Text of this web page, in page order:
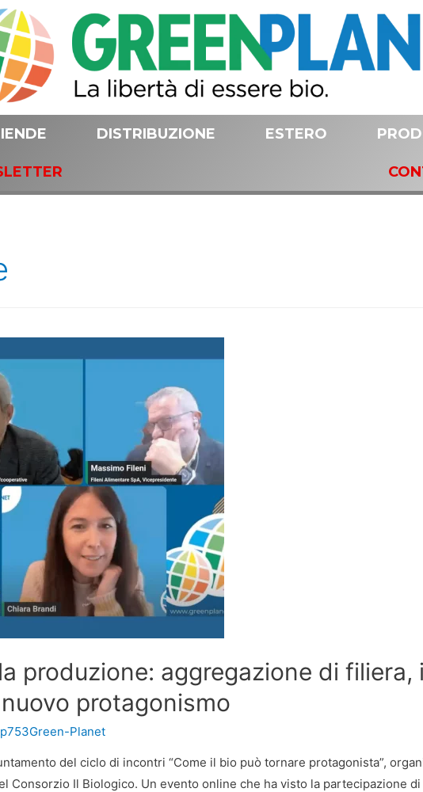
DISTRIBUZIONE ESTERO
produzione: aggregazione di
protagonismo
Planet
del ciclo di incontri “Come il bio può tornare protagonista”,
Consorzio Il Biologico. Un evento online che ha visto la partecipazione